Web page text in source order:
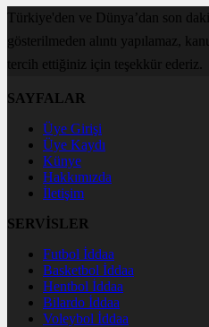
Türkiye'den ve Dünya’dan son
gösterilmeden alıntı yapılamaz,
tercih ettiğiniz için teşekkür ederiz.
SAYFALAR
Üye Girişi
Üye Kaydı
Künye
Hakkımızda
İletişim
SERVİSLER
Futbol İddaa
Basketbol İddaa
Hentbol İddaa
Bilardo İddaa
Voleybol İddaa